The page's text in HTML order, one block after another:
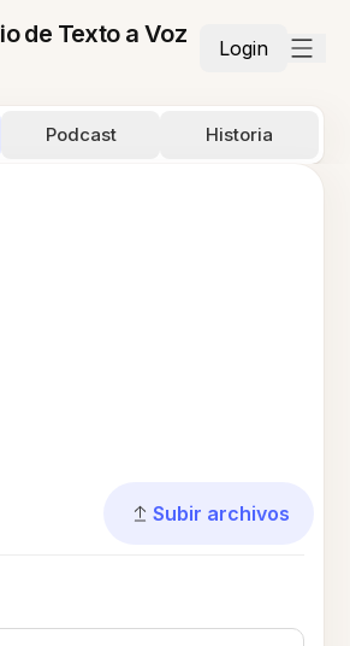
de Texto a Voz
Login
Podcast Historia
Subir archivos